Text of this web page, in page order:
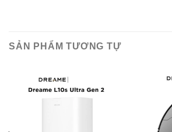
SẢN PHẨM TƯƠNG TỰ